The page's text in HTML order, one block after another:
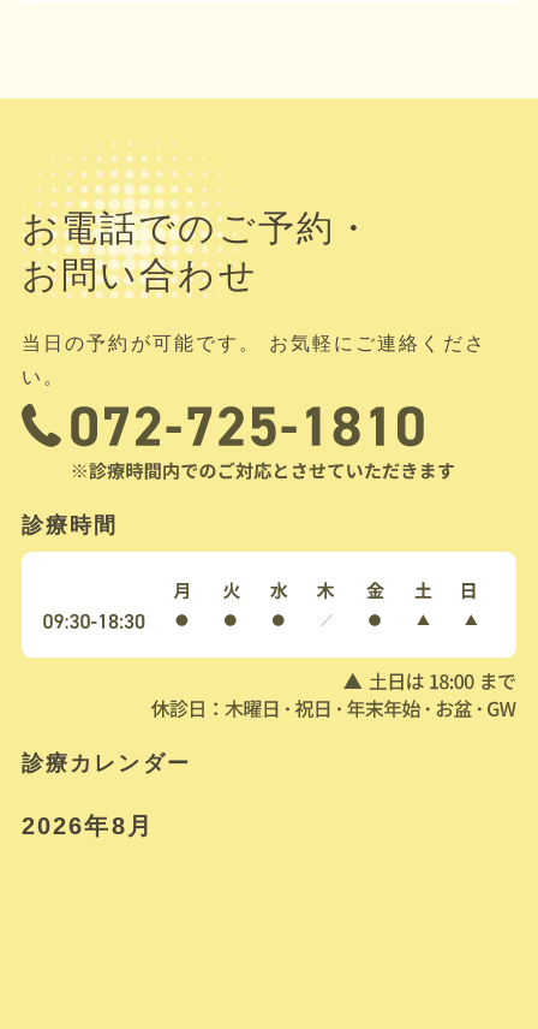
お電話でのご予約・
お問い合わせ
当日の予約が可能です。 お気軽にご連絡くださ
い。
診療時間
診療カレンダー
2026年8月